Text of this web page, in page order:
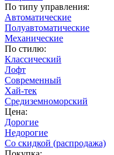
По типу управления:
Автоматические
Полуавтоматические
Механические
По стилю:
Классический
Лофт
Современный
Хай-тек
Средиземноморский
Цена:
Дорогие
Недорогие
Со скидкой (распродажа)